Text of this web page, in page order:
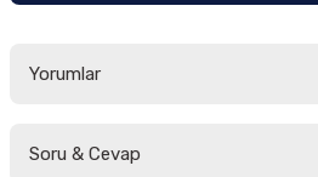
Yorumlar
Soru & Cevap